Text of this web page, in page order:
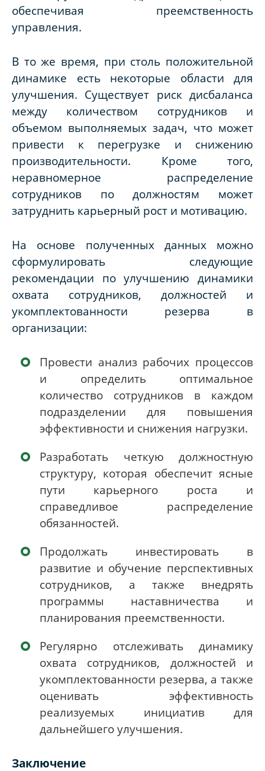
обеспечивая преемственность
управления.
В то же время, при столь положительной
динамике есть некоторые области для
улучшения. Существует риск дисбаланса
между количеством сотрудников и
объемом выполняемых задач, что может
привести к перегрузке и снижению
производительности. Кроме того,
неравномерное распределение
сотрудников по должностям может
затруднить карьерный рост и мотивацию.
На основе полученных данных можно
сформулировать следующие
рекомендации по улучшению динамики
охвата сотрудников, должностей и
укомплектованности резерва в
организации:
Провести анализ рабочих процессов
и определить оптимальное
количество сотрудников в каждом
подразделении для повышения
эффективности и снижения нагрузки.
Разработать четкую должностную
структуру, которая обеспечит ясные
пути карьерного роста и
справедливое распределение
обязанностей.
Продолжать инвестировать в
развитие и обучение перспективных
сотрудников, а также внедрять
программы наставничества и
планирования преемственности.
Регулярно отслеживать динамику
охвата сотрудников, должностей и
укомплектованности резерва, а также
оценивать эффективность
реализуемых инициатив для
дальнейшего улучшения.
Заключение